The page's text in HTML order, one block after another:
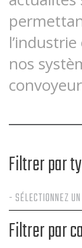
nos
Filtrer par
Filtrer par